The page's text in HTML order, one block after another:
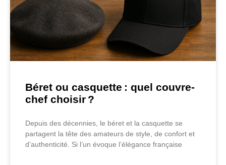
Béret ou casquette : quel couvre-
chef choisir ?
Depuis des décennies, le béret et la casquette se
partagent la tête des amateurs de style, de confort et
d’authenticité. Si l’un évoque l’élégance française